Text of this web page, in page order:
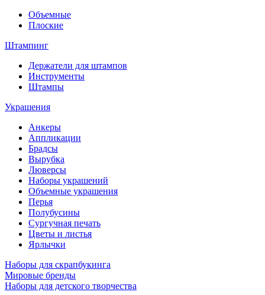
Объемные
Плоские
Штампинг
Держатели для штампов
Инструменты
Штампы
Украшения
Анкеры
Аппликации
Брадсы
Вырубка
Люверсы
Наборы украшений
Объемные украшения
Перья
Полубусины
Сургучная печать
Цветы и листья
Ярлычки
Наборы для скрапбукинга
Мировые бренды
Наборы для детского творчества